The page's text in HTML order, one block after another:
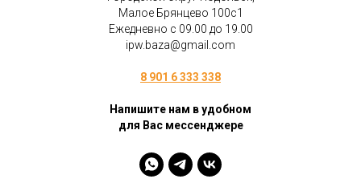
Малое Брянцево 100с1
Ежедневно с 09.00 до 19.00
ipw.baza@gmail.com
8 901 6 333 338
Напишите нам в удобном
для Вас мессенджере